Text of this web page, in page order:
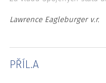
Lawrence Eagleburger v.r.
PŘÍL.A